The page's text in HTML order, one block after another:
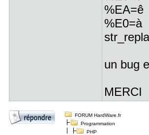
%EA=ê
%E0=à
un bug
MERCI
FORUM HardWare.fr
Programmation
PHP